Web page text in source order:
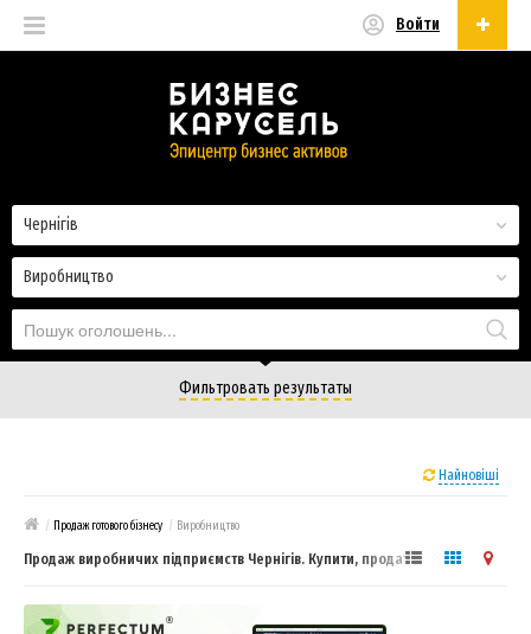
Войти
Виробництво
Чернігів
Фильтровать результаты
Найновіші
/ Продаж готового бізнесу / Виробництво
Продаж виробничих підприємств Чернігів. Купити, продати бізнес